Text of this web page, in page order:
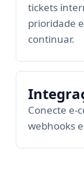
tickets
prioridade
continuar.
Conecte e-
webhooks